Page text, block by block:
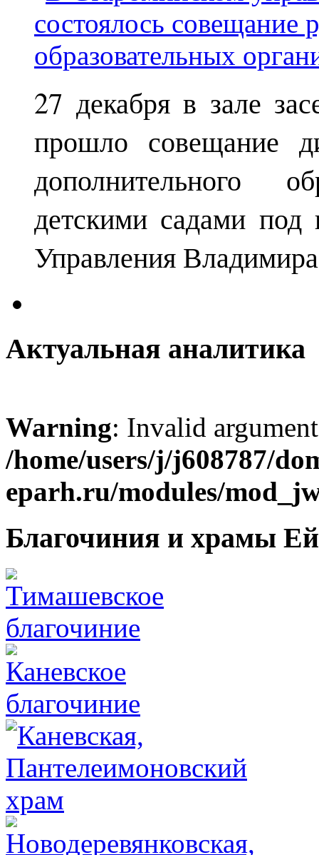
27 декабря в зале
прошло совещание
дополнительного
детскими садами под
Управления
Актуальная аналитика
Warning: Invalid
/home/users/j/j608787/
eparh.ru/modules/
Благочиния и храмы